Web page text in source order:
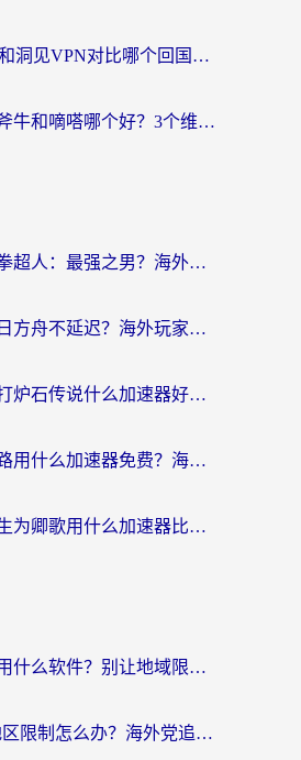
ChickCN VPN和洞见VPN对比哪个回国效果更好？海外党亲测3款加速器+避坑指南
海外党必看：斧牛和嘀嗒哪个好？3个维度教你选对回国加速器
印度怎么玩一拳超人：最强之男？海外党国服游戏加速避坑指南
国外怎么玩明日方舟不延迟？海外玩家国服游戏加速终极指南（附DNF梦幻诛仙解决方案）
海外党别愁！打炉石传说什么加速器好用？3个实用技巧解决国服游戏卡顿
国外玩流放之路用什么加速器免费？海外党亲测有效的国服游戏加速指南
国外玩国服浮生为卿歌用什么加速器比较好？海外党亲测不踩坑指南
在海外听音乐用什么软件？别让地域限制断了你的华语歌单
芒果TV海外地区限制怎么办？海外党追剧看片的实用加速器选择指南